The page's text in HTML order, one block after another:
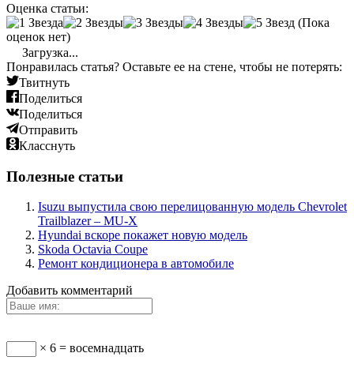
Оценка статьи:
(Пока
оценок нет)
Загрузка...
Понравилась статья? Оставьте ее на стене, чтобы не потерять:
Твитнуть
Поделиться
Поделиться
Отправить
Класснуть
Полезные статьи
Isuzu выпустила свою перелицованную модель Chevrolet
Trailblazer – MU-X
Hyundai вскоре покажет новую модель
Skoda Octavia Coupe
Ремонт кондиционера в автомобиле
Добавить комментарий
× 6 = восемнадцать